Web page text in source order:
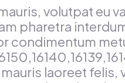
volutpat eu
pharetra
condimentum
laoreet